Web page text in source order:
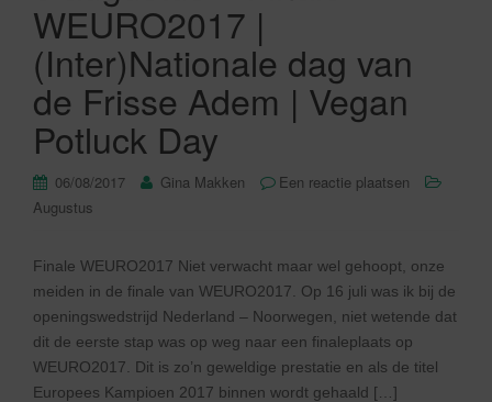
WEURO2017 |
(Inter)Nationale dag van
de Frisse Adem | Vegan
Potluck Day
06/08/2017 Gina Makken
Een reactie plaatsen
Augustus
Finale WEURO2017 Niet verwacht maar wel gehoopt, onze
meiden in de finale van WEURO2017. Op 16 juli was ik bij de
openingswedstrijd Nederland – Noorwegen, niet wetende dat
dit de eerste stap was op weg naar een finaleplaats op
WEURO2017. Dit is zo’n geweldige prestatie en als de titel
Europees Kampioen 2017 binnen wordt gehaald […]